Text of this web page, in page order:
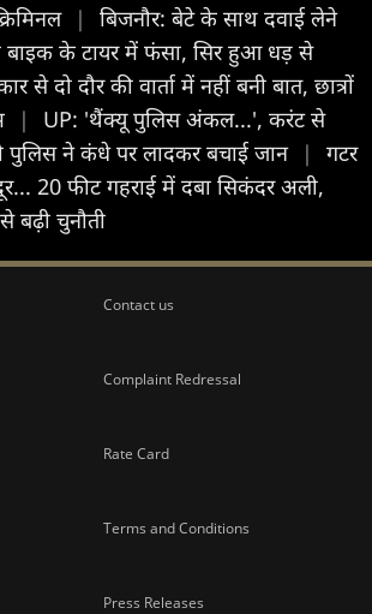
|
बिजनौर: बेटे के साथ दवाई लेने
बाइक के टायर में फंसा, सिर हुआ धड़ से
से दो दौर की वार्ता में नहीं बनी बात, छात्रों
|
UP: 'थैंक्यू पुलिस अंकल...', करंट से
पुलिस ने कंधे पर लादकर बचाई जान |
गटर
20 फीट गहराई में दबा सिकंदर अली,
बढ़ी चुनौती
Contact us
Complaint Redressal
Rate Card
Terms and Conditions
Press Releases